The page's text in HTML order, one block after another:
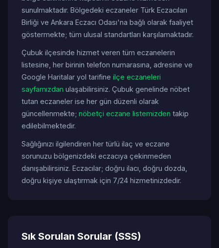
sunulmaktadır. Bölgedeki eczaneler Türk Eczacıları
Birliği ve Ankara Eczacı Odası'na bağlı olarak faaliyet
göstermekte; tüm ulusal standartları karşılamaktadır.
Çubuk ilçesinde hizmet veren tüm eczanelerin
listesine, her birinin telefon numarasına, adresine ve
Google Haritalar yol tarifine ilçe eczaneleri
sayfamızdan ulaşabilirsiniz. Çubuk genelinde nöbet
tutan eczaneler ise her gün düzenli olarak
güncellenmekte; nöbetçi eczane listemizden takip
edilebilmektedir.
Sağlığınızı ilgilendiren her türlü ilaç ve eczane
sorunuzu bölgenizdeki eczacıya çekinmeden
danışabilirsiniz. Eczacılar; doğru ilacı, doğru dozda,
doğru kişiye ulaştırmak için 7/24 hizmetinizdedir.
Sık Sorulan Sorular (SSS)